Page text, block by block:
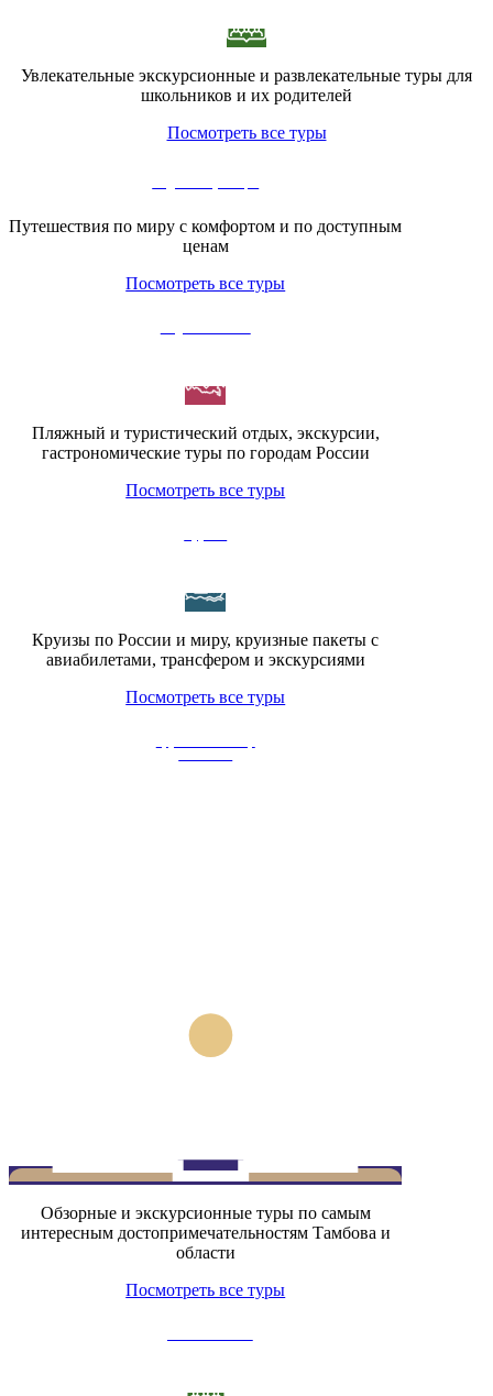
Увлекательные экскурсионные и развлекательные туры для
школьников и их родителей
Посмотреть все туры
Путешествия по миру с комфортом и по доступным
ценам
Посмотреть все туры
Пляжный и туристический отдых, экскурсии,
гастрономические туры по городам России
Посмотреть все туры
Круизы по России и миру, круизные пакеты с
авиабилетами, трансфером и экскурсиями
Посмотреть все туры
Обзорные и экскурсионные туры по самым
интересным достопримечательностям Тамбова и
области
Посмотреть все туры